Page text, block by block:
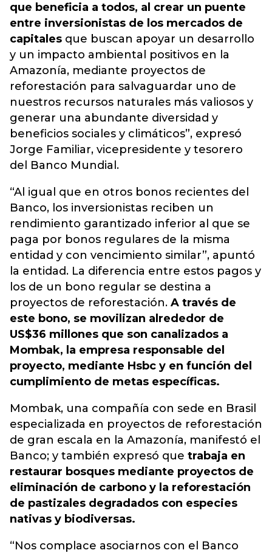
que beneficia a todos, al crear un puente
entre inversionistas de los mercados de
capitales que buscan apoyar un desarrollo
y un impacto ambiental positivos en la
Amazonía, mediante proyectos de
reforestación para salvaguardar uno de
nuestros recursos naturales más valiosos y
generar una abundante diversidad y
beneficios sociales y climáticos”, expresó
Jorge Familiar, vicepresidente y tesorero
del Banco Mundial.
“Al igual que en otros bonos recientes del
Banco, los inversionistas reciben un
rendimiento garantizado inferior al que se
paga por bonos regulares de la misma
entidad y con vencimiento similar”, apuntó
la entidad. La diferencia entre estos pagos y
los de un bono regular se destina a
proyectos de reforestación. A través de
este bono, se movilizan alrededor de
US$36 millones que son canalizados a
Mombak, la empresa responsable del
proyecto, mediante Hsbc y en función del
cumplimiento de metas específicas.
Mombak, una compañía con sede en Brasil
especializada en proyectos de reforestación
de gran escala en la Amazonía, manifestó el
Banco; y también expresó que trabaja en
restaurar bosques mediante proyectos de
eliminación de carbono y la reforestación
de pastizales degradados con especies
nativas y biodiversas.
“Nos complace asociarnos con el Banco